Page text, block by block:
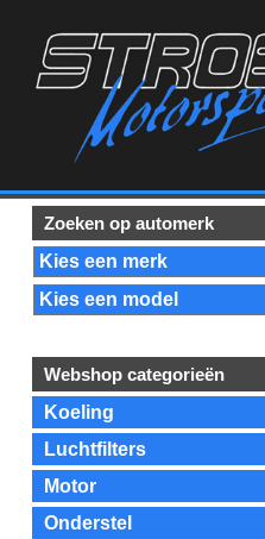
Zoeken op automerk
Webshop categorieën
Koeling
Luchtfilters
Motor
Onderstel